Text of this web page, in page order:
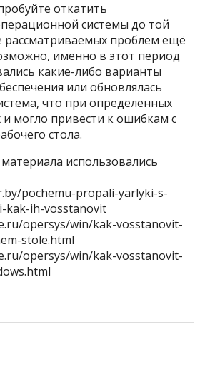
откатить
системы до той
рассматриваемых проблем ещё
именно в этот период
какие-либо варианты
или обновлялась
что при определённых
и могло привести к ошибкам с
стола.
использовались
pochemu-propali-yarlyki-s-
kak-ih-vosstanovit
opersys/win/kak-vosstanovit-
stole.html
opersys/win/kak-vosstanovit-